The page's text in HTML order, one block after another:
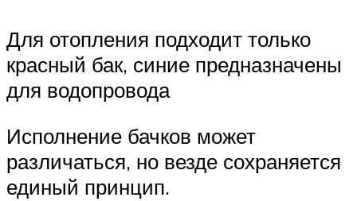
Для отопления подходит только
красный бак, синие предназначены
для водопровода
Исполнение бачков может
различаться, но везде сохраняется
единый принцип.